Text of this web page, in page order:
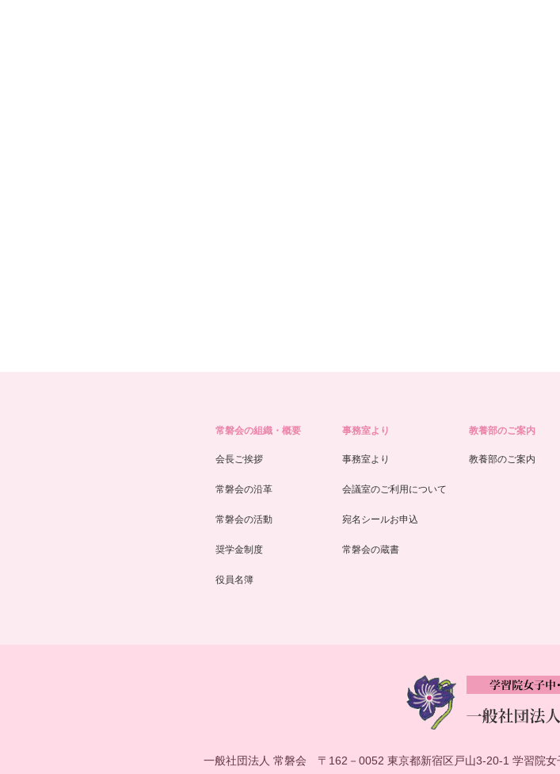
常磐会の組織・概要
会長ご挨拶
常磐会の沿革
常磐会の活動
奨学金制度
役員名簿
事務室より
事務室より
会議室のご利用について
宛名シールお申込
常磐会の蔵書
教養部のご案内
教養部のご案内
一般社団法人 常磐会 〒162－0052 東京都新宿区戸山3-20-1 学習院女